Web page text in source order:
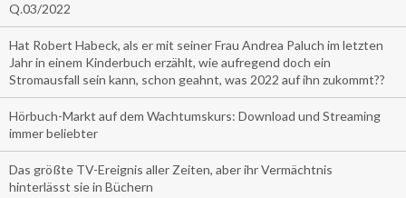
Q.03/2022
Hat Robert Habeck, als er mit seiner Frau Andrea Paluch im letzten
Jahr in einem Kinderbuch erzählt, wie aufregend doch ein
Stromausfall sein kann, schon geahnt, was 2022 auf ihn zukommt??
Hörbuch-Markt auf dem Wachtumskurs: Download und Streaming
immer beliebter
Das größte TV-Ereignis aller Zeiten, aber ihr Vermächtnis
hinterlässt sie in Büchern